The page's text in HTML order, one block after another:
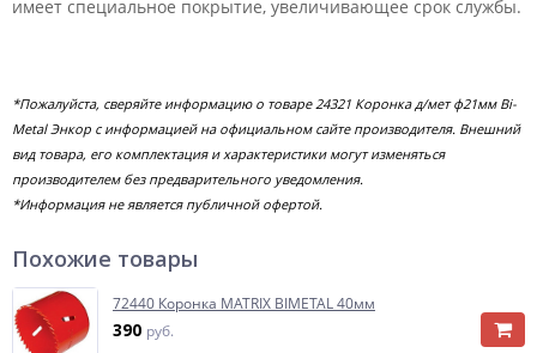
имеет специальное покрытие, увеличивающее срок службы.
*Пожалуйста, сверяйте информацию о товаре 24321 Коронка д/мет ф21мм Bi-
Metal Энкор с информацией на официальном сайте производителя. Внешний
вид товара, его комплектация и характеристики могут изменяться
производителем без предварительного уведомления.
*Информация не является публичной офертой.
Похожие товары
72440 Коронка MATRIX BIMETAL 40мм
390 руб.